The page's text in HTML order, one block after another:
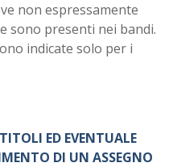
non espressamente
sono presenti nei bandi.
indicate solo per i
ED EVENTUALE
DI UN ASSEGNO